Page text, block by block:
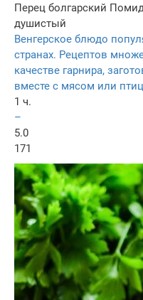
Перец болгарский
душистый
Венгерское блюдо
странах. Рецептов
качестве гарнира,
вместе с мясом или
1 ч.
–
5.0
171